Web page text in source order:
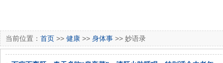
当前位置： 首页 >> 健康 >> 身体事 >> 妙语录